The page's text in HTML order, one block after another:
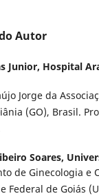
Autor
Junior, Hospital
Jorge da
(GO), Brasil.
Soares,
de Ginecologia e
Federal de Goiás